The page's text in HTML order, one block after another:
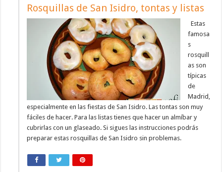
Rosquillas de San Isidro, tontas y listas
Estas
famosa
s
rosquill
as son
típicas
de
Madrid,
especialmente en las fiestas de San Isidro. Las tontas son muy
fáciles de hacer. Para las listas tienes que hacer un almíbar y
cubrirlas con un glaseado. Si sigues las instrucciones podrás
preparar estas rosquillas de San Isidro sin problemas.